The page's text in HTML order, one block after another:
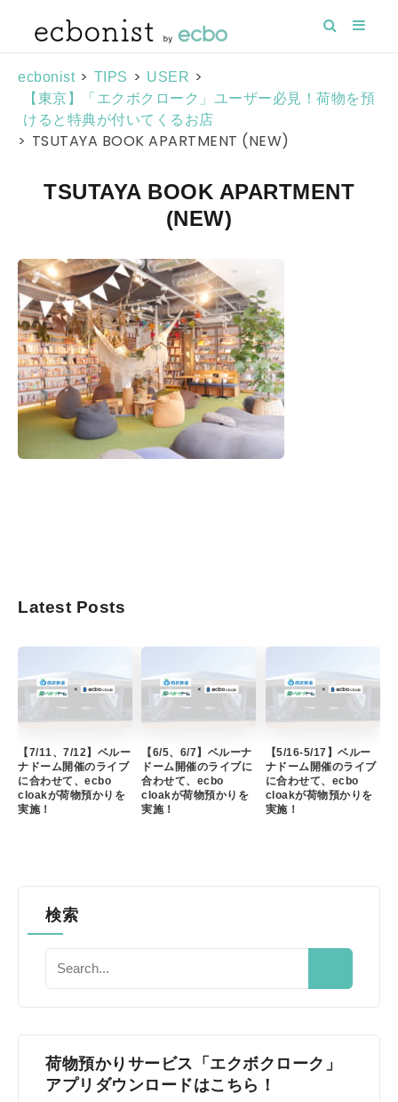
ecbonist > TIPS > USER >
【東京】「エクボクローク」ユーザー必見！荷物を預
けると特典が付いてくるお店
> TSUTAYA BOOK APARTMENT (NEW)
TSUTAYA BOOK APARTMENT
(NEW)
Latest Posts
【7/11、7/12】ベルー
ナドーム開催のライブ
に合わせて、ecbo
cloakが荷物預かりを
実施！
【6/5、6/7】ベルーナ
ドーム開催のライブに
合わせて、ecbo
cloakが荷物預かりを
実施！
【5/16-5/17】ベルー
ナドーム開催のライブ
に合わせて、ecbo
cloakが荷物預かりを
実施！
検索
荷物預かりサービス「エクボクローク」
アプリダウンロードはこちら！